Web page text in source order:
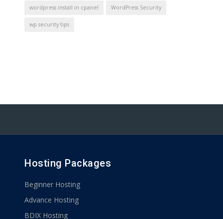
wordpress install in cpanel WordPress Security
wp security tips
Hosting Packages
Beginner Hosting
Advance Hosting
BDIX Hosting